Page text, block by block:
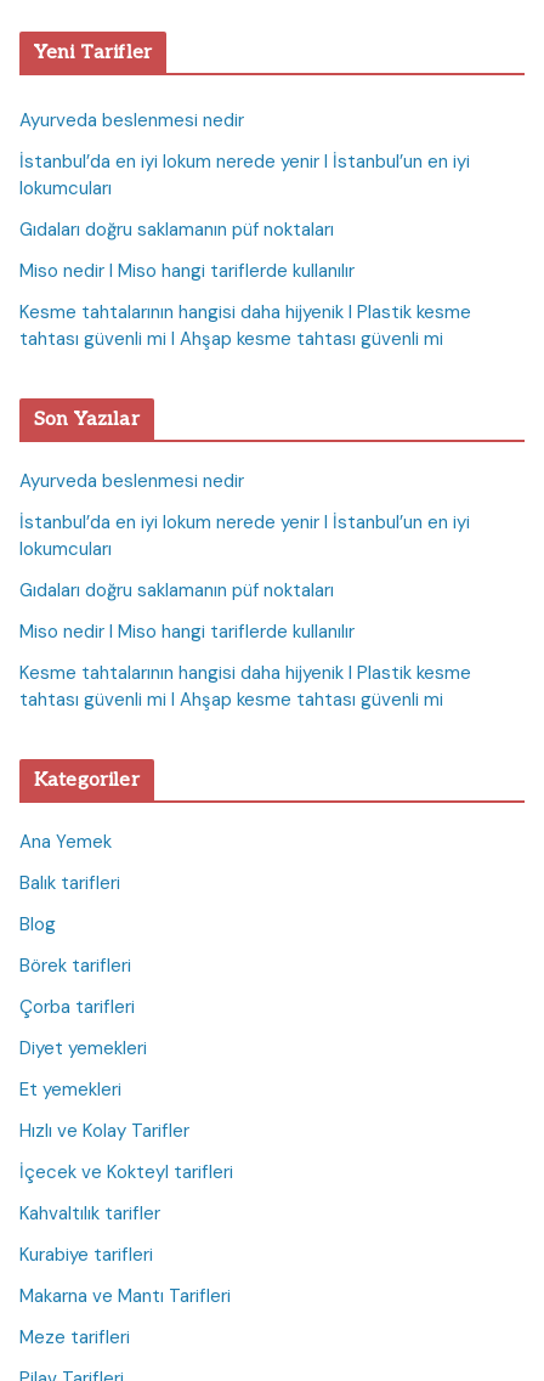
Yeni Tarifler
Ayurveda beslenmesi nedir
İstanbul’da en iyi lokum nerede yenir I İstanbul’un en iyi
lokumcuları
Gıdaları doğru saklamanın püf noktaları
Miso nedir I Miso hangi tariflerde kullanılır
Kesme tahtalarının hangisi daha hijyenik I Plastik kesme
tahtası güvenli mi I Ahşap kesme tahtası güvenli mi
Son Yazılar
Ayurveda beslenmesi nedir
İstanbul’da en iyi lokum nerede yenir I İstanbul’un en iyi
lokumcuları
Gıdaları doğru saklamanın püf noktaları
Miso nedir I Miso hangi tariflerde kullanılır
Kesme tahtalarının hangisi daha hijyenik I Plastik kesme
tahtası güvenli mi I Ahşap kesme tahtası güvenli mi
Kategoriler
Ana Yemek
Balık tarifleri
Blog
Börek tarifleri
Çorba tarifleri
Diyet yemekleri
Et yemekleri
Hızlı ve Kolay Tarifler
İçecek ve Kokteyl tarifleri
Kahvaltılık tarifler
Kurabiye tarifleri
Makarna ve Mantı Tarifleri
Meze tarifleri